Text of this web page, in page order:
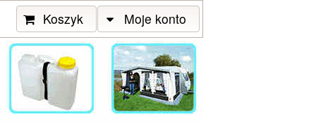
Koszyk Moje konto